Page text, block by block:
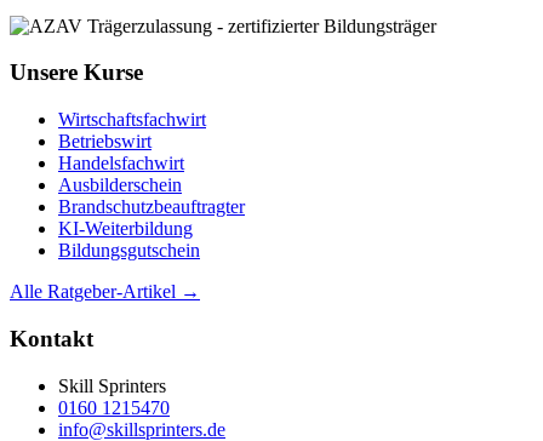
Unsere Kurse
Wirtschaftsfachwirt
Betriebswirt
Handelsfachwirt
Ausbilderschein
Brandschutzbeauftragter
KI-Weiterbildung
Bildungsgutschein
Alle Ratgeber-Artikel →
Kontakt
Skill Sprinters
0160 1215470
info@skillsprinters.de